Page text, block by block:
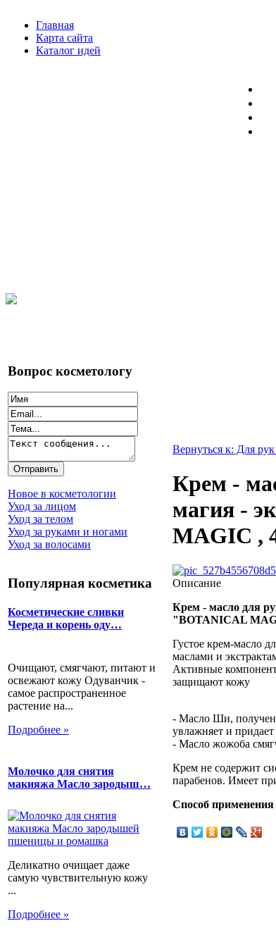
Главная
Карта сайта
Каталог идей
Вопрос косметологу
Новое в косметологии
Уход за лицом
Уход за телом
Уход за руками и ногами
Уход за волосами
Популярная косметика
Косметические сливки
Череда и корень оду…
Очищают, смягчают, питают и
освежают кожу Одуванчик -
самое распространенное
растение на...
Подробнее »
Молочко для снятия
макияжа Масло зародыш…
Деликатно очищает даже
самую чувствительную кожу
...
Подробнее »
Вернуться к: Для
Крем -
магия -
MAGIC ,
Описание
Крем - масло для
"BOTANICAL
Густое крем-масло
маслами и
Активные
защищают кожу
- Масло Ши,
увлажняет и
- Масло жожоба
Крем не содержит
парабенов. Имеет
Способ применения